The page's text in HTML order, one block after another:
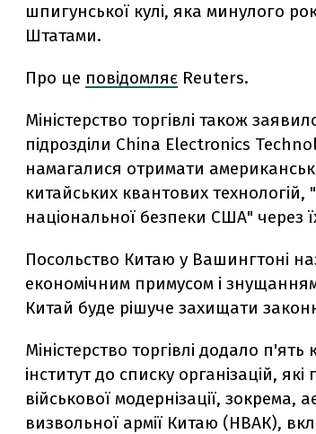
шпигунської кулі, яка минулого
Штатами.
Про це повідомляє Reuters.
Міністерство торгівлі також
підрозділи China Electronics
намагалися отримати
китайських квантових
національної безпеки США" через
Посольство Китаю у Вашингтоні
економічним примусом і
Китай буде рішуче захищати
Міністерство торгівлі додало
інститут до списку організацій,
військової модернізації,
визвольної армії Китаю (НВАК),